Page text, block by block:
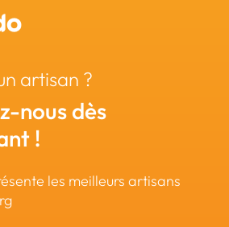
artisan ?
nous dès
!
les meilleurs artisans